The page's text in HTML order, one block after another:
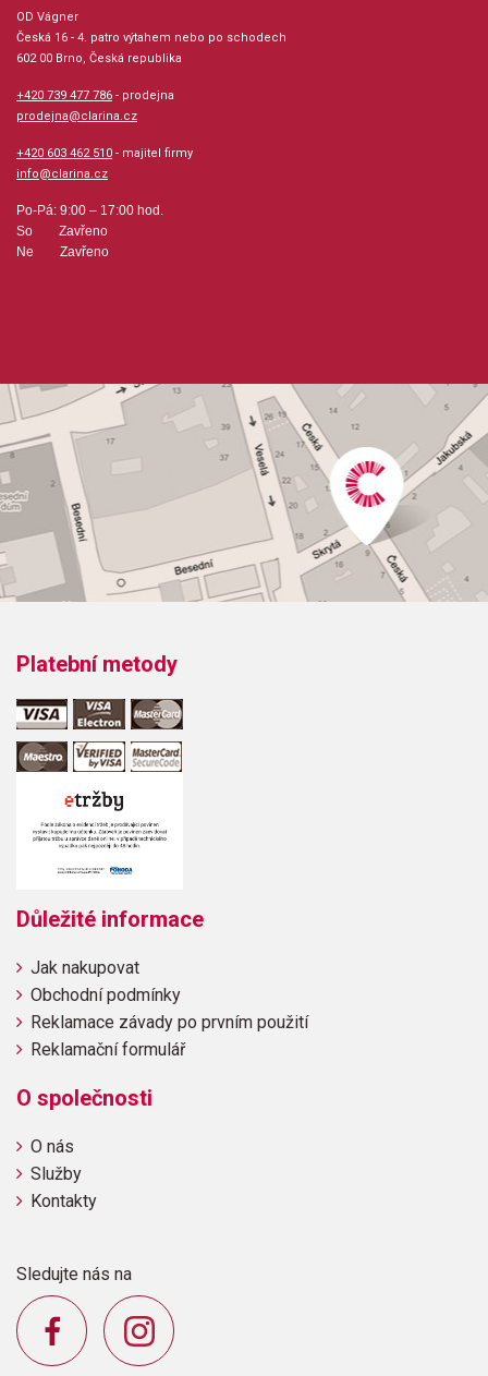
Provedení: sešit + CD
Série: GUITAR ATLAS
Jazyk: anglicky
Hudební styl: výukové + instruktážní tituly a školy,
lidová hudba + spirituály + folk + country
Počet stran: 47
hudební úprava: melodie / tabulatura
Obsazení: solo
Odběr minimálně 1 kus
Obsahuje:
Znamenny Melody in Tone 1Spiritual KantAfonskoye from
Mount AthosA Dukhovnyi StikhKamarinskayaHey
BellsKalinkaDark EyesA Soldier's SongA March For Bulat
OD Vágner
Česká 16 - 4. patro výtahem nebo po schodech
602 00 Brno, Česká republika
+420 739 477 786 - prodejna
prodejna@clarina.cz
+420 603 462 510 - majitel firmy
info@clarina.cz
Po-Pá: 9:00 – 17:00 hod.
So Zavřeno
Ne Zavřeno
Platební metody
Důležité informace
Jak nakupovat
Obchodní podmínky
Reklamace závady po prvním použití
Reklamační formulář
O společnosti
O nás
Služby
Kontakty
Sledujte nás na